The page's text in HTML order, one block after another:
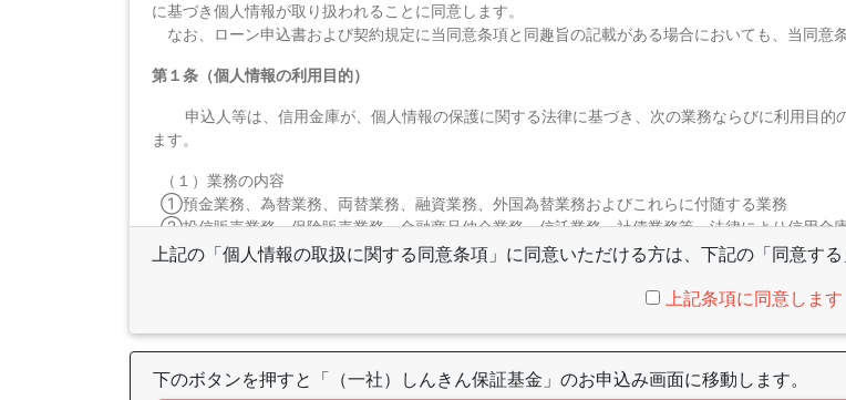
に基づき個人情報が取り扱われることに同意します。
なお、ローン申込書および契約規定に当同意条項と同趣旨の記載がある場合においても、当同意
第１条（個人情報の利用目的）
申込人等は、信用金庫が、個人情報の保護に関する法律に基づき、次の業務ならびに利用目
ます。
（１）業務の内容
①預金業務、為替業務、両替業務、融資業務、外国為替業務およびこれらに付随する業務
②投信販売業務、保険販売業務、金融商品仲介業務、信託業務、社債業務等、法律により信用金
③その他信用金庫が営むことができる業務およびこれらに付随する業務（今後取扱が認められる
信用金庫は、信用金庫および信用金庫の関連会社や提携会社の金融商品やサービスに関し、下記利
②法令等に基づくご本人様の確認等や、金融商品やサービスをご利用いただく資格等の確認のた
③預金取引や融資取引等における期日管理等、継続的なお取引における管理のため
④融資のお申込みや継続的なご利用等に際しての判断のため
上記の「個人情報の取扱に関する同意条項」に同意いただける方は、下記の「同意する
上記条項に同意します
下のボタンを押すと「（一社）しんきん保証基金」のお申込み画面に移動します。